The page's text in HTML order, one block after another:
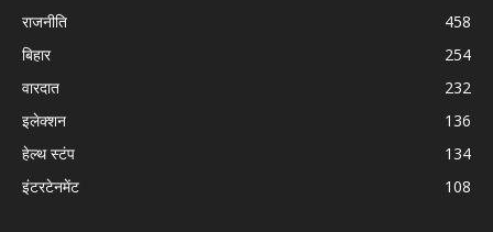
राजनीति
458
बिहार
254
वारदात
232
इलेक्शन
136
हेल्थ स्टंप
134
इंटरटेनमेंट
108